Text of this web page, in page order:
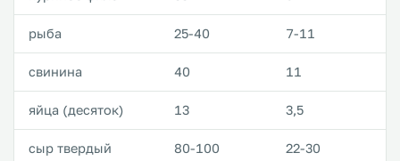
рыба 25-40 7-11
свинина 40 11
яйца (десяток) 13 3,5
сыр твердый 80-100 22-30